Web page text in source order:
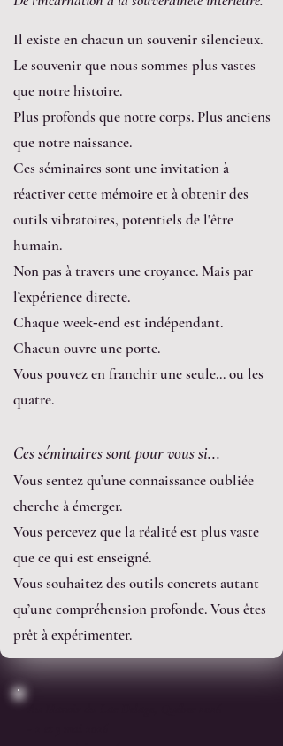
Il existe en chacun un souvenir silencieux.
Le souvenir que nous sommes plus vastes
que notre histoire.
Plus profonds que notre corps. Plus anciens
que notre naissance.
Ces séminaires sont une invitation à
réactiver cette mémoire et à obtenir des
outils vibratoires, potentiels de l'être
humain.
Non pas à travers une croyance. Mais par
l’expérience directe.
Chaque week‑end est indépendant.
Chacun ouvre une porte.
Vous pouvez en franchir une seule… ou les
quatre.
Ces séminaires sont pour vous si...
Vous sentez qu’une connaissance oubliée
cherche à émerger.
Vous percevez que la réalité est plus vaste
que ce qui est enseigné.
Vous souhaitez des outils concrets autant
qu’une compréhension profonde. Vous êtes
prêt à expérimenter.